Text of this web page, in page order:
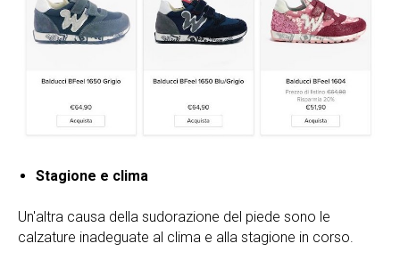
Stagione e clima
Un'altra causa della sudorazione del piede sono le
calzature inadeguate al clima e alla stagione in corso.